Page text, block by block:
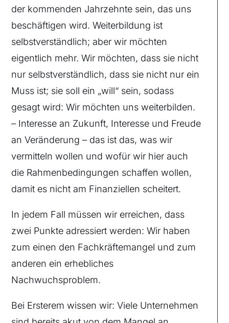
der kommenden Jahrzehnte sein, das uns
beschäftigen wird. Weiterbildung ist
selbstverständlich; aber wir möchten
eigentlich mehr. Wir möchten, dass sie nicht
nur selbstverständlich, dass sie nicht nur ein
Muss ist; sie soll ein „will“ sein, sodass
gesagt wird: Wir möchten uns weiterbilden.
– Interesse an Zukunft, Interesse und Freude
an Veränderung – das ist das, was wir
vermitteln wollen und wofür wir hier auch
die Rahmenbedingungen schaffen wollen,
damit es nicht am Finanziellen scheitert.
In jedem Fall müssen wir erreichen, dass
zwei Punkte adressiert werden: Wir haben
zum einen den Fachkräftemangel und zum
anderen ein erhebliches
Nachwuchsproblem.
Bei Ersterem wissen wir: Viele Unternehmen